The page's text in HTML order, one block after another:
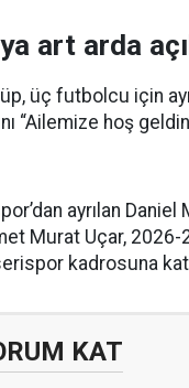
art arda
üç futbolcu için
“Ailemize hoş
ayrılan Daniel
Murat Uçar,
kadrosuna
KAT